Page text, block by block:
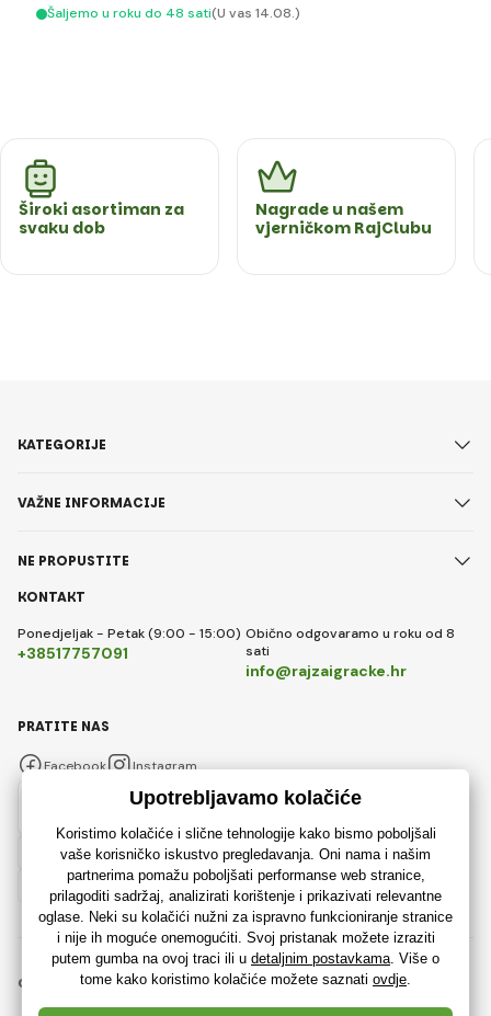
Šaljemo u roku do 48 sati(U vas 14.08.)
Široki asortiman za
svaku dob
Nagrade u našem
vjerničkom RajClubu
KONTAKT
Ponedjeljak - Petak (9:00 - 15:00)
+38517757091
Obično odgovaramo u roku od 8
sati
info@rajzaigracke.hr
KATEGORIJE
VAŽNE INFORMACIJE
NE PROPUSTITE
PRATITE NAS
Facebook Instagram
© 2018 - 2026 Rajzaigracke.hr, Sva prava pridržana